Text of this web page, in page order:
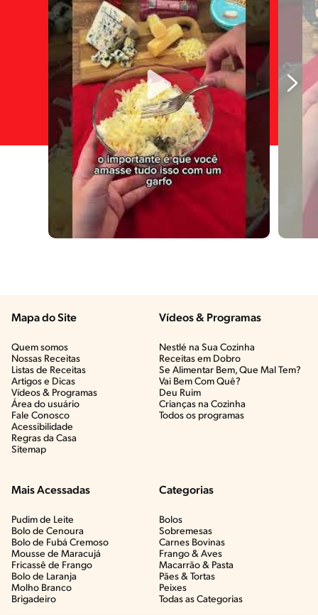
Mapa do Site
Quem somos
Nossas Receitas
Listas de Receitas​
Artigos e Dicas​
Vídeos & Programas​
Área do usuário
Fale Conosco
Acessibilidade
Regras da Casa
Sitemap
Vídeos & Programas​
Nestlé na Sua Cozinha
Receitas em Dobro
Se Alimentar Bem, Que Mal Tem?​
Vai Bem Com Quê?​
Deu Ruim​
Crianças na Cozinha​
Todos os programas
Mais Acessadas
Pudim de Leite
Bolo de Cenoura
Bolo de Fubá Cremoso
Mousse de Maracujá
Fricassê de Frango
Bolo de Laranja
Molho Branco
Brigadeiro
Categorias
Bolos
Sobremesas
Carnes Bovinas​
Frango & Aves​
Macarrão & Pasta​
Pães & Tortas​
Peixes
Todas as Categorias